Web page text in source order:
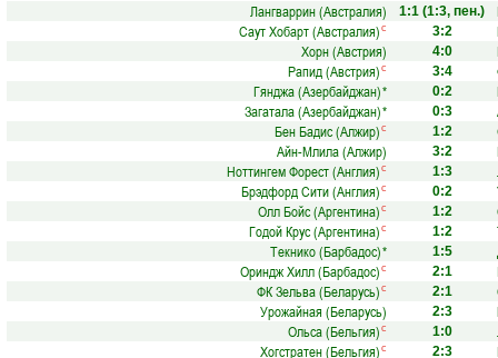
Лангваррин (Австралия) 1:1 (1:3, пен.)
Саут Хобарт (Австралия) с 3:2
Хорн (Австрия)
4:0
Рапид (Австрия) с 3:4
Гянджа (Азербайджан)* 0:2
Загатала (Азербайджан)* 0:3
Бен Бадис (Алжир) с 1:2
Айн-Млила (Алжир)
3:2
Ноттингем Форест (Англия) с 1:3
Брэдфорд Сити (Англия) с 0:2
Олл Бойс (Аргентина) с 1:2
Годой Крус (Аргентина) с 1:2
Текнико (Барбадос)* 1:5
Ориндж Хилл (Барбадос) с 2:1
ФК Зельва (Беларусь) с 2:1
Урожайная (Беларусь)
2:3
Ольса (Бельгия) с 1:0
Хогстратен (Бельгия) с 2:3